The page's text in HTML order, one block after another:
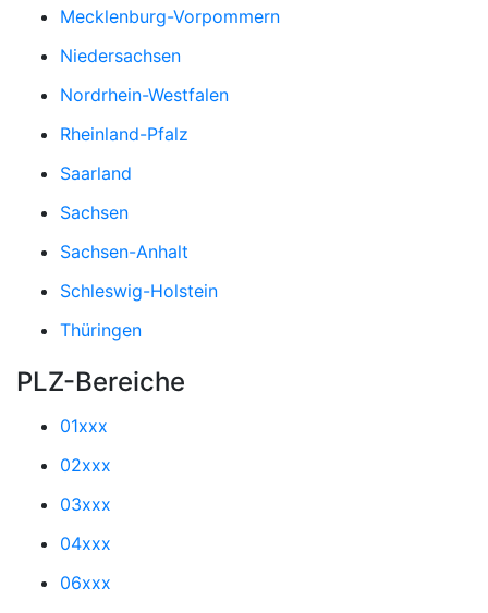
Mecklenburg-Vorpommern
Niedersachsen
Nordrhein-Westfalen
Rheinland-Pfalz
Saarland
Sachsen
Sachsen-Anhalt
Schleswig-Holstein
Thüringen
PLZ-Bereiche
01xxx
02xxx
03xxx
04xxx
06xxx